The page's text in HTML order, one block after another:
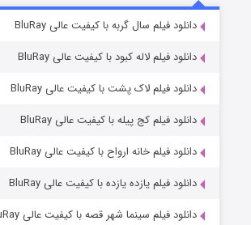
قسمت۷ (زیرنویس) منتشر شد دانلود فیلم سال گربه با کیفیت عالی BluRay
دانلود فیلم لاله کبود با کیفیت عالی BluRay
دانلود فیلم لاک پشت با کیفیت عالی BluRay
دانلود فیلم کج‌ پیله با کیفیت عالی BluRay
دانلود فیلم خانه ارواح با کیفیت عالی BluRay
دانلود فیلم یازده یازده با کیفیت عالی BluRay
دانلود فیلم سینما شهر قصه با کیفیت عالی BluRay